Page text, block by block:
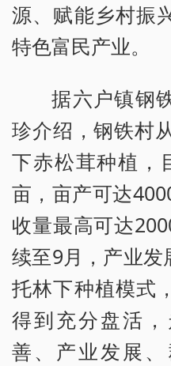
源、赋能乡村振
特色富民产业。
据六户镇钢
珍介绍，钢铁村
下赤松茸种植，
亩，亩产可达
收量最高可达
续至9月，产业发
托林下种植模式
得到充分盘活
善、产业发展